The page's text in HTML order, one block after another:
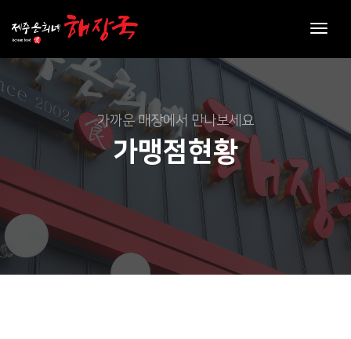
가까운 매장에서 만나보세요
가맹점현황